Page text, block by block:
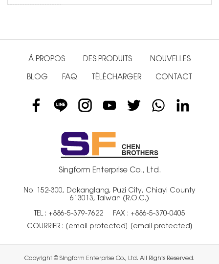
À PROPOS DES PRODUITS NOUVELLES
BLOG FAQ TÉLÉCHARGER CONTACT
Singform Enterprise Co., Ltd.
No. 152-300, Dakanglang, Puzi City, Chiayi County
613013, Taiwan (R.O.C.)
TEL : +886-5-379-7622
FAX : +886-5-370-0405
COURRIER : [email protected] [email protected]
Copyright © Singform Enterprise Co., Ltd. All Rights Reserved.